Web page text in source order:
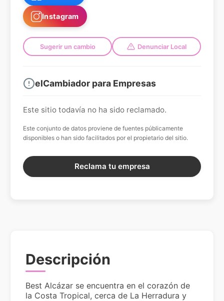
Instagram
Sugerir un cambio Denunciar Local
elCambiador para Empresas
Este sitio todavía no ha sido reclamado.
Este conjunto de datos proviene de fuentes públicamente
disponibles o han sido facilitados por el propietario del sitio.
Reclama tu empresa
Descripción
Best Alcázar se encuentra en el corazón de
la Costa Tropical, cerca de La Herradura y